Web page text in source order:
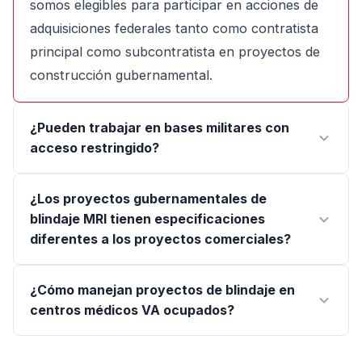
somos elegibles para participar en acciones de
adquisiciones federales tanto como contratista
principal como subcontratista en proyectos de
construcción gubernamental.
¿Pueden trabajar en bases militares con
acceso restringido?
¿Los proyectos gubernamentales de
blindaje MRI tienen especificaciones
diferentes a los proyectos comerciales?
¿Cómo manejan proyectos de blindaje en
centros médicos VA ocupados?